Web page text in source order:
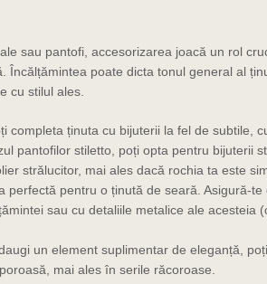
sau pantofi, accesorizarea joacă un rol
Încălțămintea poate dicta tonul general al
cu stilul ales.
completa ținuta cu bijuterii la fel de subtile,
pantofilor stiletto, poți opta pentru bijuterii
strălucitor, mai ales dacă rochia ta este
perfectă pentru o ținută de seară. Asigură-te
sau cu detaliile metalice ale acesteia
un element suplimentar de eleganță,
mai ales în serile răcoroase.